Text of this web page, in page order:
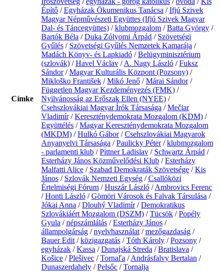
Címke
Építő /Egyházak Ökumenikus Tanácsa /Ifjú Szivek
Magyar Népművészeti Együttes (Ifjú Szivek Magyar
Dal- és Táncegyüttes) /klubmozgalom /Batta György /
Bartók Béla /Duka Zólyomi Árpád / Szövetségi
Gyűlés / Szövetségi Gyűlés Nemzetek Kamarája /
Madách Könyv- és Lapkiadó /Belügyminisztérium
(szlovák) /Havel Václav /A. Nagy László /Fuksz
Sándor/Magyar Kulturális Központ (Pozsony) /
Mikloško František /Mikó Jenő /Márai Sándor/
Független Magyar Kezdeményezés (FMK) /
Nyilvánosság az Erőszak Ellen (NYEE) /
Csehszlovákiai Magyar Írók Társasága /Mečiar
Vladimír/Kereszténydemokrata Mozgalom (KDM) /
Együttélés /Magyar Kereszténydemokrata Mozgalom
(MKDM) /Hulkó Gábor/Csehszlovákiai Magyarok
Anyanyelvi Társasága /Paulicky Péter/klubmozgalom
- parlamenti klub /Pittner Ladislav / Schwartz Árpád /
Esterházy János Közművelődési Klub /Esterházy
Malfatti Alice / Szabad Demokraták Szövetsége /Kis
János / Szlovák Nemzeti Egység /Csallóközi
Értelmiségi Fórum /Huszár László /Ambrovics Ferenc
/Honti László /Gömöri Városok és Falvak Társulása /
Jókai Anna /Dlouhý Vladimír/Demokratikus
Szlovákiáért Mozgalom (DSZM) /Tücsök /Popély
Gyula /népszámlálás /Esterházy János /
állampolgárság /nyelvhasználat /mezőgazdaság /
Bauer Edit /közigazgatás /Tóth Károly /Pozsony /
egyházak /Kassa /Dunajská Streda /Bratislava /
Košice /Plešivec /Tornaľa /Andrásfalvy Bertalan /
Dunaszerdahely /Pelsőc /Tornalja